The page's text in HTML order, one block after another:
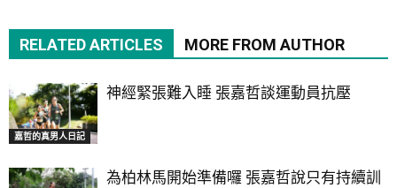
RELATED ARTICLES MORE FROM AUTHOR
嘉哲的真男人日記
神經緊張難入睡 張嘉哲談運動員抗壓
為柏林馬開始準備囉 張嘉哲說只有持續訓